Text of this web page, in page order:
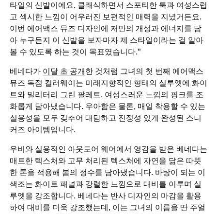
타일의 신발이에요. 클래식하면서 스포티한 룩과 여성스럽
고 섹시한 느낌이 어우러진 보편적인 매력을 지녔거든요.
이번 에어맥스 뮤즈 디자인에 저만의 개성과 에너지를 담
아 누구든지 이 신발을 보자마자 제 스타일이라는 걸 알아
볼 수 있도록 하는 것이 목표였습니다.”
베네다가 이달 초 공개한 것처럼 그녀의 첫 번째 에어맥스
뮤즈 독점 컬러웨이는 미래지향적인 형태의 실루엣에 화이
트와 밀리터리 그린 팔레트, 여성스러운 느낌의 핑크를 조
화롭게 담아냈습니다. 우아함은 물론, 매일 착용할 수 있는
실용성을 모두 갖추어 대담하고 진정성 있게 완성된 스니
커즈 아이템입니다.
우비와 실용적인 아웃도어 웨어에서 영감을 받은 베네다는
매트한 텍스처와 고무 처리된 텍스처에 자연을 닮은 따뜻
한 톤을 적용해 봄의 정수를 담아냈습니다. 바탕이 되는 이
색조는 화이트 패널과 강렬한 느낌으로 대비를 이루며 실
루엣을 강조합니다. 베네다는 반사 디자인의 마감을 활용
하여 대비를 더욱 강조했는데, 이는 그녀의 이름을 딴 주얼